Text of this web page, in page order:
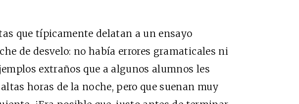
que típicamente delatan a un ensayo
de desvelo: no había errores gramaticales ni
extraños que a algunos alumnos les
horas de la noche, pero que suenan muy